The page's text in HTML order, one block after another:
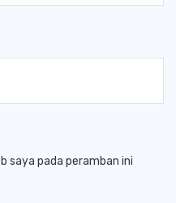
saya pada peramban ini